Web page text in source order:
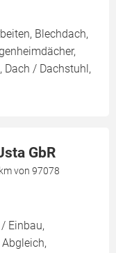
Blechdach,
Dach / Dachstuhl,
GbR
von 97078
Einbau,